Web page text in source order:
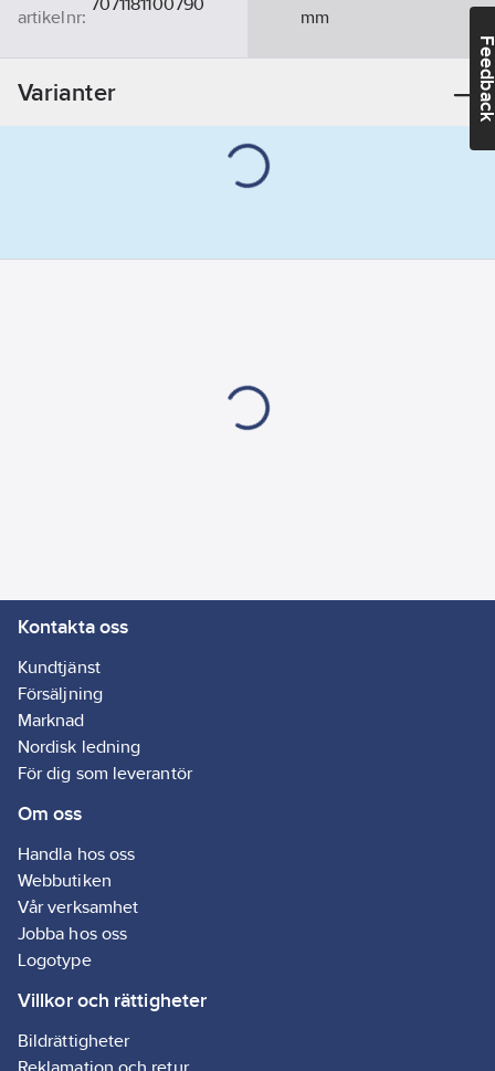
artikelnr:
mm
Varianter
Kontakta oss
Kundtjänst
Försäljning
Marknad
Nordisk ledning
För dig som leverantör
Om oss
Handla hos oss
Webbutiken
Vår verksamhet
Jobba hos oss
Logotype
Villkor och rättigheter
Bildrättigheter